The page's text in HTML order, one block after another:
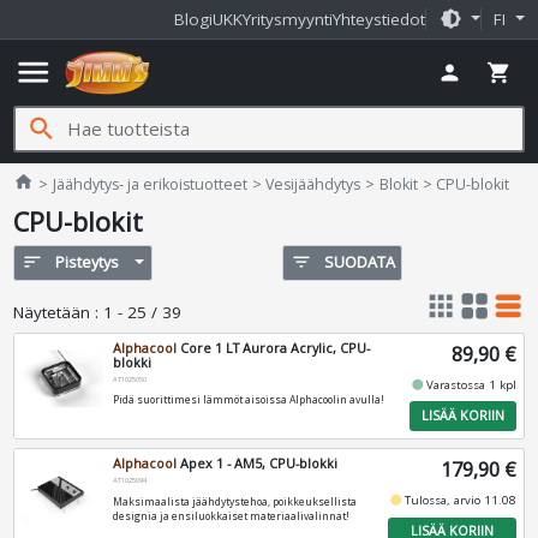
BlogiUKKYritysmyyntiYhteystiedot brightness_medium FI
menu person shopping_cart
search
home Jimms.fi
Jäähdytys- ja erikoistuotteet Vesijäähdytys Blokit CPU-blokit
CPU-blokit
sort Pisteytys filter_list SUODATA
Näytetään : 1 - 25 / 39 apps grid_view table_rows
Alphacool Core 1 LT Aurora Acrylic, CPU-
blokki
AT1025050
Pidä suorittimesi lämmöt aisoissa Alphacoolin avulla!
89,90 €
fiber_manual_recordVarastossa 1 kpl
LISÄÄ KORIIN
Alphacool Apex 1 - AM5, CPU-blokki
AT1025094
Maksimaalista jäähdytystehoa, poikkeuksellista
designia ja ensiluokkaiset materiaalivalinnat!
179,90 €
fiber_manual_recordTulossa, arvio 11.08
LISÄÄ KORIIN